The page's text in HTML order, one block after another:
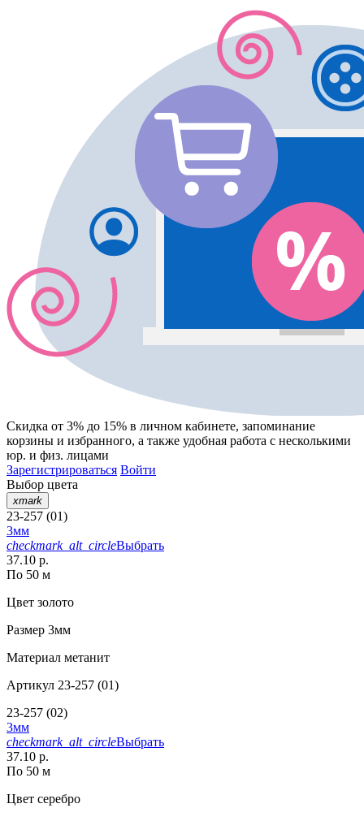
Скидка от 3% до 15% в личном кабинете, запоминание
корзины и избранного, а также удобная работа с несколькими
юр. и физ. лицами
Зарегистрироваться Войти
Выбор цвета
xmark
23-257 (01)
3мм
checkmark_alt_circleВыбрать
37.10 р.
По 50 м
Цвет золото
Размер 3мм
Материал метанит
Артикул 23-257 (01)
23-257 (02)
3мм
checkmark_alt_circleВыбрать
37.10 р.
По 50 м
Цвет серебро